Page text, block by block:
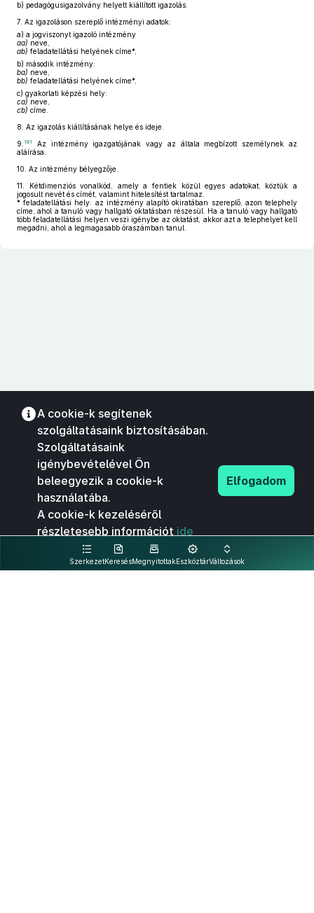
b) pedagógusigazolvány helyett kiállított igazolás.
7. Az igazoláson szereplő intézményi adatok:
a) a jogviszonyt igazoló intézmény
aa) neve,
ab) feladatellátási helyének címe*,
b) második intézmény:
ba) neve,
bb) feladatellátási helyének címe*,
c) gyakorlati képzési hely:
ca) neve,
cb) címe.
8. Az igazolás kiállításának helye és ideje.
9. 181
Az intézmény igazgatójának vagy az általa megbízott személynek az
aláírása.
10. Az intézmény bélyegzője.
11.
Kétdimenziós vonalkód, amely a fentiek közül egyes adatokat, köztük a
jogosult nevét és címét, valamint hitelesítést tartalmaz.
* feladatellátási hely: az intézmény alapító okiratában szereplő, azon telephely
címe, ahol a tanuló vagy hallgató oktatásban részesül. Ha a tanuló vagy hallgató
több feladatellátási helyen veszi igénybe az oktatást, akkor azt a telephelyet kell
megadni, ahol a legmagasabb óraszámban tanul.
SzerkezetKeresésMegnyitottakEszköztárVáltozások
A cookie-k segítenek
szolgáltatásaink biztosításában.
Szolgáltatásaink
igénybevételével Ön
beleegyezik a cookie-k
használatába.
A cookie-k kezeléséről
részletesebb információt ide
kattintva olvashat.
Elfogadom